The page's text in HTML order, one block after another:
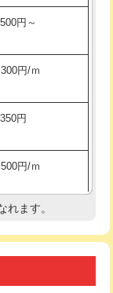
円
円
円
円
円
円
円
円
円
円～
円/ｍ
円
円/ｍ
調査
れます。